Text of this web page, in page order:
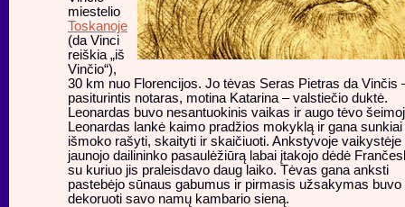
miestelio
Toskanoje
(da Vinci
reiškia „iš
Vinčio“),
30 km nuo Florencijos. Jo tėvas Seras Pietras da Vinčis
pasiturintis notaras, motina Katarina – valstiečio duktė.
Leonardas buvo nesantuokinis vaikas ir augo tėvo
Leonardas lankė kaimo pradžios mokyklą ir gana sunkiai
išmoko rašyti, skaityti ir skaičiuoti. Ankstyvoje vaikystėje
jaunojo dailininko pasaulėžiūrą labai įtakojo dėdė
su kuriuo jis praleisdavo daug laiko. Tėvas gana anksti
pastebėjo sūnaus gabumus ir pirmasis užsakymas buvo
dekoruoti savo namų kambario sieną.